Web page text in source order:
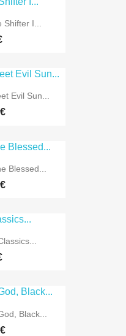
I...
Evil Sun...
Blessed...
Black...